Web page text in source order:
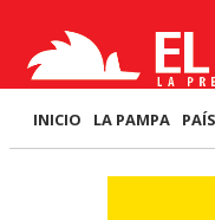
INICIO LA PAMPA PAÍS